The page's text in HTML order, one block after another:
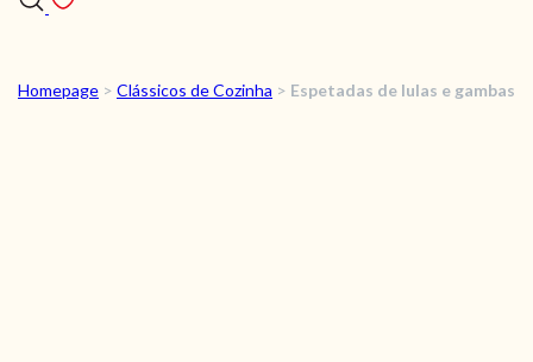
RECEITAS
Homepage > Clássicos de Cozinha > Espetadas de lulas e gambas